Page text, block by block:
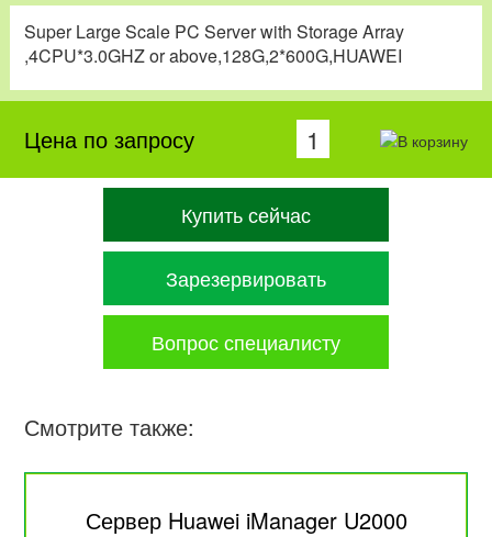
Super Large Scale PC Server with Storage Array
,4CPU*3.0GHZ or above,128G,2*600G,HUAWEI
Цена по запросу
Купить сейчас
Зарезервировать
Вопрос специалисту
Смотрите также:
Сервер Huawei iManager U2000